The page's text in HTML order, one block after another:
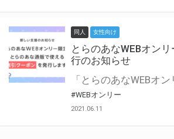
同人 女性向け
とらのあなWEBオン
行のお知らせ
#WEBオンリー
2021.06.11